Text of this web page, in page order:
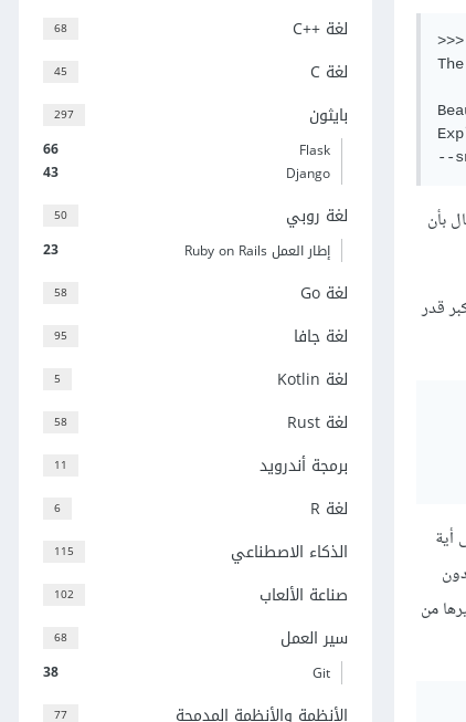
بأن
قدر
أية
من
68 لغة C++‎
45 لغة C
297 بايثون
66
Flask
43
Django
50 لغة روبي
23 إطار العمل Ruby on Rails
58 لغة Go
95 لغة جافا
5 لغة Kotlin
58 لغة Rust
11 برمجة أندرويد
6 لغة R
115 الذكاء الاصطناعي
102 صناعة الألعاب
68 سير العمل
38 Git
77
الأنظمة والأنظمة المدمجة